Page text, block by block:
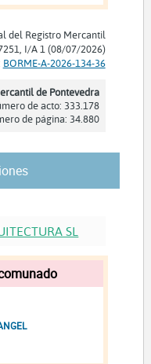
del Registro Mercantil
I/A 1 (08/07/2026)
BORME-A-2026-134-36
de Pontevedra
de acto: 333.178
de página: 34.880
SL